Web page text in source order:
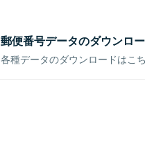
郵便番号データのダウンロ
各種データのダウンロードはこ